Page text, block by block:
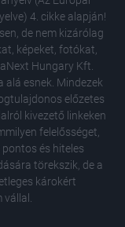
Miért
4. cikke alapján!
de nem kizárólag
képeket, fotókat,
Hungary Kft.
esnek. Mindezek
előzetes
kivezető linkeken
felelősséget,
és hiteles
törekszik, de a
károkért